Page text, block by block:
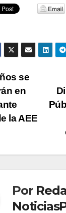
se
en
la AEE
Por